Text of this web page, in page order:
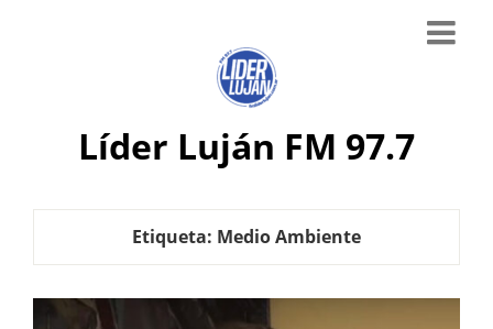
Líder Luján FM 97.7
Etiqueta: Medio Ambiente